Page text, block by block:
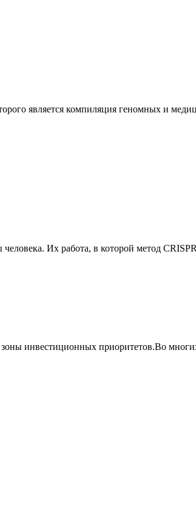
является компиляция геномных и
Их работа, в которой метод CRISPR
инвестиционных приоритетов.Во